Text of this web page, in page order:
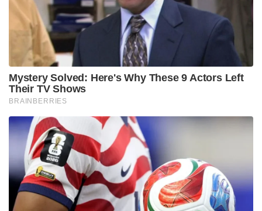
വിന്യസിച്ചിട്ടുള്ള ഭാരതം, ശത്രുക്കളുടെ ഏത്
തരത്തിലുള്ള മിസൈൽ-വ്യോമ വെല്ലുവിളികളെയും
നിമിഷനേരം കൊണ്ട് തവിടുപൊടിയാക്കാൻ
സജ്ജമാണെന്ന് പ്രതിരോധ മന്ത്രാലയം
വ്യക്തമാക്കുന്നു.
Tags: Bangladesh to buy Chinese jets